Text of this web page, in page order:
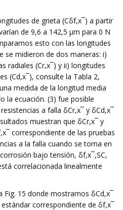
de grieta (Cδf,x¯) a partir
de 9,6 a 142,5 µm para 0 N
esto con las longitudes
se midieron de dos maneras: i)
radiales (Cr,x¯) y ii) longitudes
(Cd,x¯), consulte la Tabla 2,
medida de la longitud media
la ecuación. (3) fue posible
a falla δCr,x¯ y δCd,x¯
muestran que δCr,x¯ y
correspondiente de las pruebas
a la falla cuando se toma en
bajo tensión, δf,x¯,SC,
correlacionada linealmente
Fig. 15 donde mostramos δCd,x¯
correspondiente de δf,x¯